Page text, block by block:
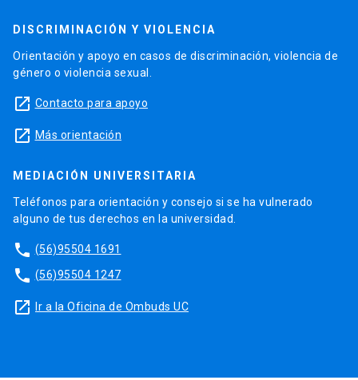
DISCRIMINACIÓN Y VIOLENCIA
Orientación y apoyo en casos de discriminación, violencia de
género o violencia sexual.
launch Contacto para apoyo
launch Más orientación
MEDIACIÓN UNIVERSITARIA
Teléfonos para orientación y consejo si se ha vulnerado
alguno de tus derechos en la universidad.
phone (56)95504 1691
phone (56)95504 1247
launch Ir a la Oficina de Ombuds UC